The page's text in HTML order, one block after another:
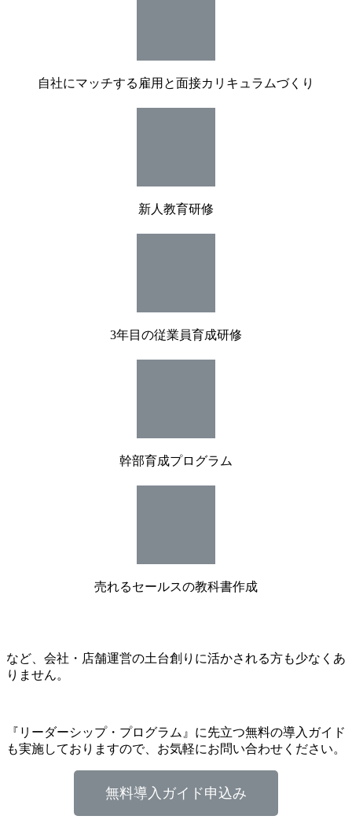
自社にマッチする雇用と面接カリキュラムづくり
新人教育研修
3年目の従業員育成研修
幹部育成プログラム
売れるセールスの教科書作成
など、会社・店舗運営の土台創りに活かされる方も少なくあ
りません。
『リーダーシップ・プログラム』に先立つ無料の導入ガイド
も実施しておりますので、お気軽にお問い合わせください。
無料導入ガイド申込み